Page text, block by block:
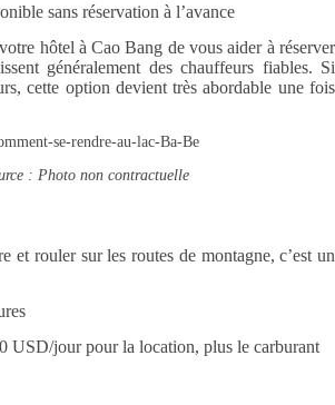
sans réservation à l’avance
hôtel à Cao Bang de vous aider à réserver
généralement des chauffeurs fiables. Si
cette option devient très abordable une fois
: Photo non contractuelle
et rouler sur les routes de montagne, c’est un
USD/jour pour la location, plus le carburant